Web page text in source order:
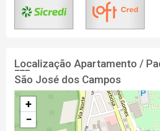
Localização Apartamento /
São José dos Campos
+
−